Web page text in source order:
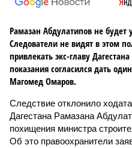
Рамазан Абдулатипов не будет
Следователи не видят в этом
привлекать экс-главу
показания согласился дать
Магомед Омаров.
Следствие отклонило
Дагестана Рамазана
похищения министра
Об это правоохранители